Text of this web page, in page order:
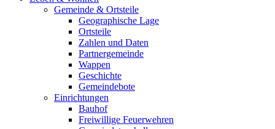
Gemeinde & Ortsteile
Geographische Lage
Ortsteile
Zahlen und Daten
Partnergemeinde
Wappen
Geschichte
Gemeindebote
Einrichtungen
Bauhof
Freiwillige Feuerwehren